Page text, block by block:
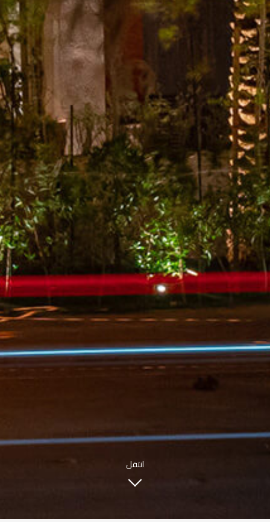
انتقل
الصفحة الرئيسية
قصتنا
قائمة الطعام
فرعنا
صالات الطعام الخاصة
وظائف
INFO@SOBHYKABER.SA
+966 9200 13266
مطعم صبحي كابر
ENGLISH
|اللغة العربية